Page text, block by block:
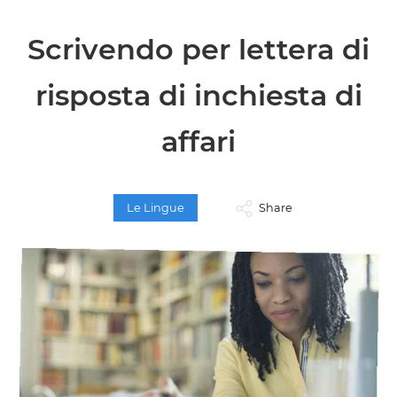
Scrivendo per lettera di
risposta di inchiesta di
affari
Le Lingue Share